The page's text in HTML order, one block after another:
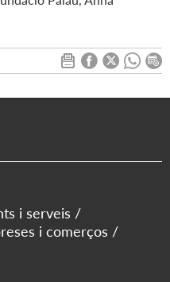
i serveis
i comerços